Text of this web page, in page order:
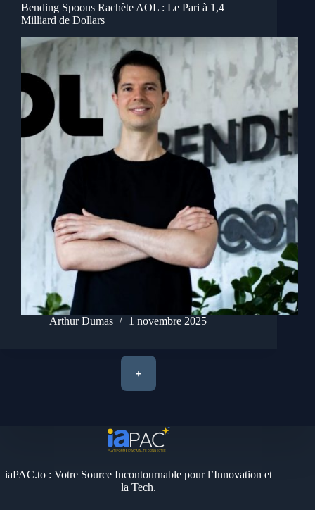
Bending Spoons Rachète AOL : Le Pari à 1,4
Milliard de Dollars
Arthur Dumas 1 novembre 2025
+
iaPAC.to : Votre Source Incontournable pour l’Innovation et
la Tech.